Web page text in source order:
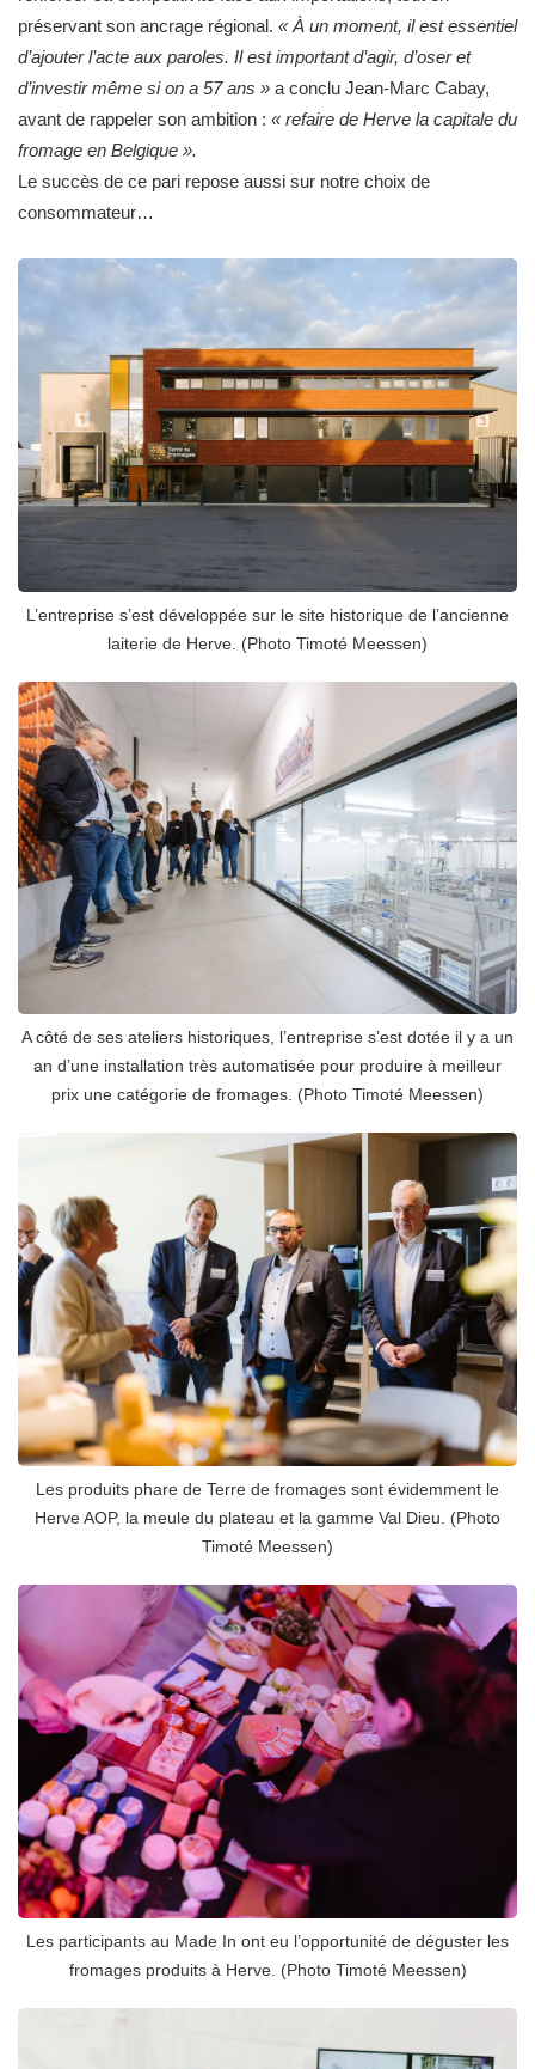
préservant son ancrage régional. « À un moment, il est essentiel
d’ajouter l’acte aux paroles. Il est important d’agir, d’oser et
d’investir même si on a 57 ans » a conclu Jean-Marc Cabay,
avant de rappeler son ambition : « refaire de Herve la capitale du
fromage en Belgique ».
Le succès de ce pari repose aussi sur notre choix de
consommateur…
L’entreprise s’est développée sur le site historique de l’ancienne
laiterie de Herve. (Photo Timoté Meessen)
A côté de ses ateliers historiques, l’entreprise s’est dotée il y a un
an d’une installation très automatisée pour produire à meilleur
prix une catégorie de fromages. (Photo Timoté Meessen)
Les produits phare de Terre de fromages sont évidemment le
Herve AOP, la meule du plateau et la gamme Val Dieu. (Photo
Timoté Meessen)
Les participants au Made In ont eu l’opportunité de déguster les
fromages produits à Herve. (Photo Timoté Meessen)